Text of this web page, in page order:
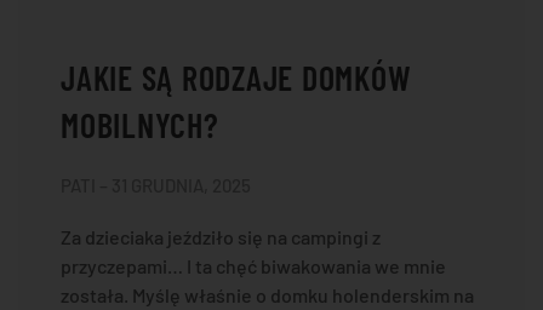
JAKIE SĄ RODZAJE DOMKÓW
MOBILNYCH?
Za dzieciaka jeździło się na campingi z
przyczepami… I ta chęć biwakowania we mnie
została. Myślę właśnie o domku holenderskim na